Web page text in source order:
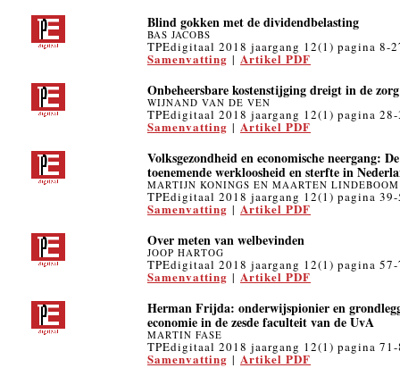
Blind gokken met de dividendbelasting
BAS JACOBS
TPEdigitaal 2018 jaargang 12(1) pagina 8-
Samenvatting | Artikel PDF
Onbeheersbare kostenstijging dreigt in de zorg
WIJNAND VAN DE VEN
TPEdigitaal 2018 jaargang 12(1) pagina
Samenvatting | Artikel PDF
Volksgezondheid en economische neergang:
toenemende werkloosheid en sterfte in
MARTIJN KONINGS EN MAARTEN LINDEBOOM
TPEdigitaal 2018 jaargang 12(1) pagina
Samenvatting | Artikel PDF
Over meten van welbevinden
JOOP HARTOG
TPEdigitaal 2018 jaargang 12(1) pagina
Samenvatting | Artikel PDF
Herman Frijda: onderwijspionier en
economie in de zesde faculteit van de UvA
MARTIN FASE
TPEdigitaal 2018 jaargang 12(1) pagina
Samenvatting | Artikel PDF